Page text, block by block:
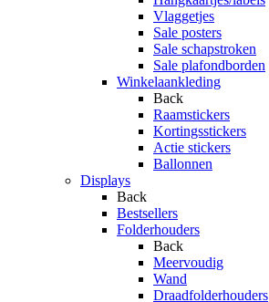
Vlaggetjes
Sale posters
Sale schapstroken
Sale plafondborden
Winkelaankleding
Back
Raamstickers
Kortingsstickers
Actie stickers
Ballonnen
Displays
Back
Bestsellers
Folderhouders
Back
Meervoudig
Wand
Draadfolderhouders